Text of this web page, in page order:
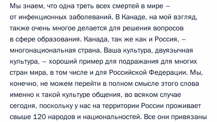
Мы знаем, что одна треть всех смертей в мире –
от инфекционных заболеваний. В Канаде, на мой взгляд,
также очень многое делается для решения вопросов
в сфере образования. Канада, так же как и Россия, –
многонациональная страна. Ваша культура, двуязычная
культура, – хороший пример для подражания для многих
стран мира, в том числе и для Российской Федерации. Мы,
конечно, не можем перейти в полном смысле этого слова
именно к такой культуре общения, во всяком случае
сегодня, поскольку у нас на территории России проживает
свыше 120 народов и национальностей. Все они привязаны